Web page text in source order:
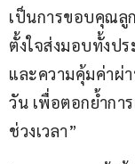
เป็นการขอบคุณลู
ตั้งใจส่งมอบทั้งป
และความคุ้มค่าผ่
วัน เพื่อตอกย้ำกา
ช่วงเวลา”